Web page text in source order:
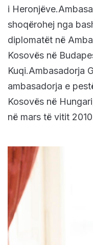
i
shoqërohej nga
diplomatët në
Kosovës në
Kuqi.Ambasadorja
ambasadorja e
Kosovës në
në mars të vitit